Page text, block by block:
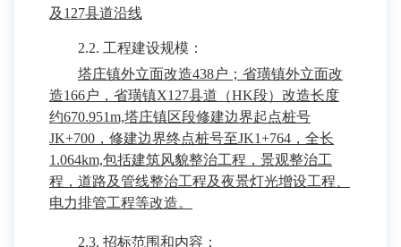
及127县道沿线
2.2. 工程建设规模：
塔庄镇外立面改造438户；省璜镇外立面改
造166户，省璜镇X127县道（HK段）改造长度
约670.951m,塔庄镇区段修建边界起点桩号
JK+700，修建边界终点桩号至JK1+764，全长
1.064km,包括建筑风貌整治工程，景观整治工
程，道路及管线整治工程及夜景灯光增设工程、
电力排管工程等改造。
2.3. 招标范围和内容：